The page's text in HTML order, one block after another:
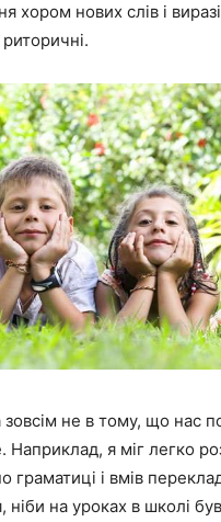
хором нових слів і
зовсім не в тому, що нас
Наприклад, я міг легко
граматиці і вмів
ніби на уроках в школі